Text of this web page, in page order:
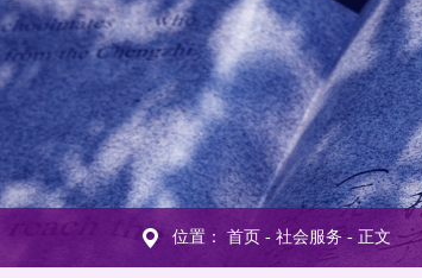
位置： 首页 - 社会服务 - 正文